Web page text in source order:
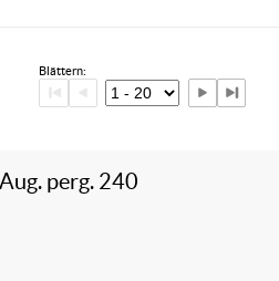
Blättern:
perg. 240